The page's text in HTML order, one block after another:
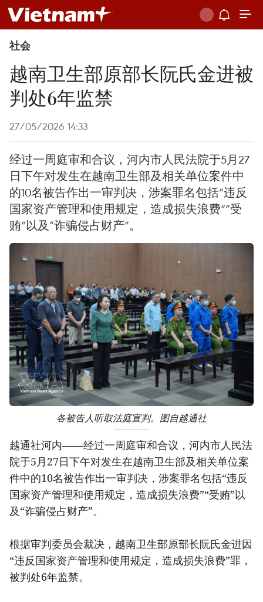
社会
越南卫生部原部长阮氏金进被
判处6年监禁
27/05/2026 14:33
经过一周庭审和合议，河内市人民法院于5月27
日下午对发生在越南卫生部及相关单位案件中
的10名被告作出一审判决，涉案罪名包括“违反
国家资产管理和使用规定，造成损失浪费”“受
贿”以及“诈骗侵占财产”。
各被告人听取法庭宣判。图自越通社
越通社河内——经过一周庭审和合议，河内市人民法
院于5月27日下午对发生在越南卫生部及相关单位案
件中的10名被告作出一审判决，涉案罪名包括“违反
国家资产管理和使用规定，造成损失浪费”“受贿”以
及“诈骗侵占财产”。
根据审判委员会裁决，越南卫生部原部长阮氏金进因
“违反国家资产管理和使用规定，造成损失浪费”罪，
被判处6年监禁。